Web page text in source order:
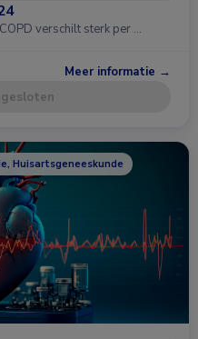
verschilt sterk per …
Meer informatie →
Huisartsgeneeskunde